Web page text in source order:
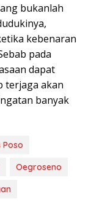
bukanlah
kebenaran
pada
dapat
terjaga akan
banyak
Poso
Oegroseno